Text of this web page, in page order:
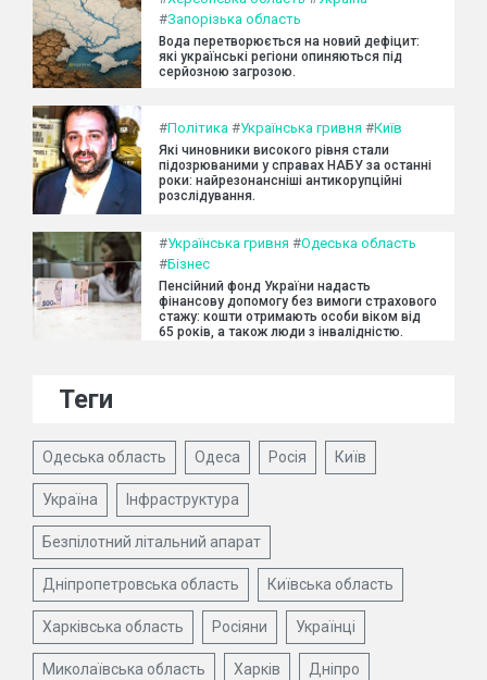
#Запорізька область
Вода перетворюється на новий дефіцит:
які українські регіони опиняються під
серйозною загрозою.
#Політика #Українська гривня #Київ
Які чиновники високого рівня стали
підозрюваними у справах НАБУ за останні
роки: найрезонансніші антикорупційні
розслідування.
#Українська гривня #Одеська область
#Бізнес
Пенсійний фонд України надасть
фінансову допомогу без вимоги страхового
стажу: кошти отримають особи віком від
65 років, а також люди з інвалідністю.
Теги
Одеська область Одеса Росія Київ
Україна Інфраструктура
Безпілотний літальний апарат
Дніпропетровська область Київська область
Харківська область Росіяни Українці
Миколаївська область Харків Дніпро